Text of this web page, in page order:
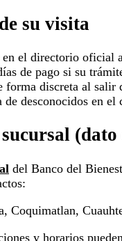
su visita
el directorio oficial
de pago si su
forma discreta al salir
de desconocidos en el
del Banco del
Coquimatlan,
y horarios